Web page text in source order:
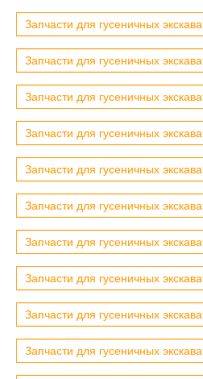
Запчасти для гусеничных
Запчасти для гусеничных
Запчасти для гусеничных
Запчасти для гусеничных
Запчасти для гусеничных
Запчасти для гусеничных
Запчасти для гусеничных
Запчасти для гусеничных
Запчасти для гусеничных
Запчасти для гусеничных